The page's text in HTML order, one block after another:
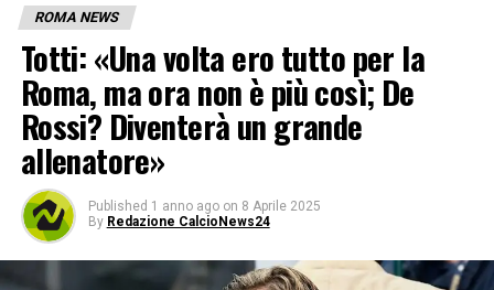
ROMA NEWS
Totti: «Una volta ero tutto per la
Roma, ma ora non è più così; De
Rossi? Diventerà un grande
allenatore»
Published 1 anno ago on 8 Aprile 2025
By Redazione CalcioNews24